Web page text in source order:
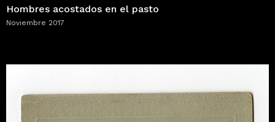
Hombres acostados en el pasto
Noviembre 2017